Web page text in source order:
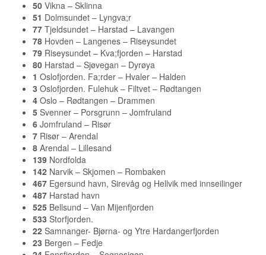
50 Vikna – Sklinna
51 Dolmsundet – Lyngva;r
77 Tjeldsundet – Harstad – Lavangen
78 Hovden – Langenes – Riseysundet
79 Riseysundet – Kva;fjorden – Harstad
80 Harstad – Sjøvegan – Dyrøya
1 Oslofjorden. Fa;rder – Hvaler – Halden
3 Oslofjorden. Fulehuk – Filtvet – Rødtangen
4 Oslo – Rødtangen – Drammen
5 Svenner – Porsgrunn – Jomfruland
6 Jomfruland – Risør
7 Risør – Arendal
8 Arendal – Lillesand
139 Nordfolda
142 Narvik – Skjomen – Rombaken
467 Egersund havn, Sirevåg og Hellvik med innseilinger
487 Harstad havn
525 Bellsund – Van Mijenfjorden
533 Storfjorden.
22 Samnanger- Bjørna- og Ytre Hardangerfjorden
23 Bergen – Fedje